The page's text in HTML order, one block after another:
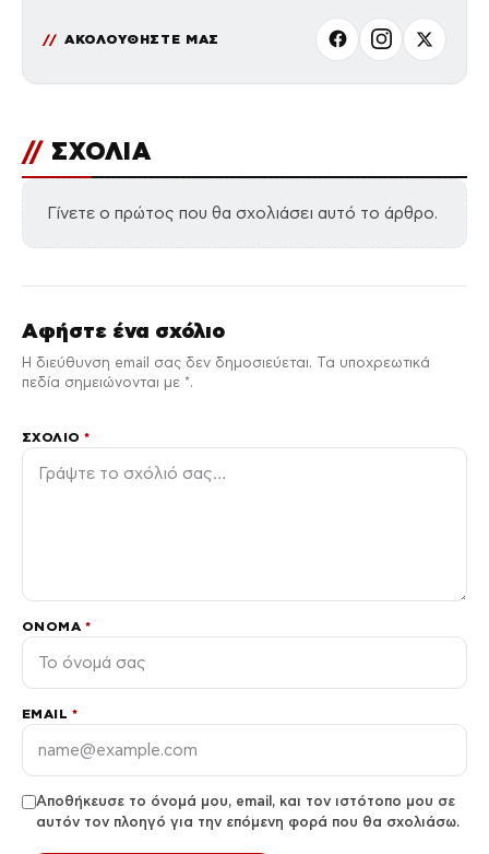
ΑΚΟΛΟΥΘΗΣΤΕ ΜΑΣ
// ΣΧΟΛΙΑ
Γίνετε ο πρώτος που θα σχολιάσει αυτό το άρθρο.
Αφήστε ένα σχόλιο
Η διεύθυνση email σας δεν δημοσιεύεται. Τα υποχρεωτικά
πεδία σημειώνονται με *.
ΣΧΌΛΙΟ*
ΌΝΟΜΑ *
EMAIL *
Αποθήκευσε το όνομά μου, email, και τον ιστότοπο μου σε
αυτόν τον πλοηγό για την επόμενη φορά που θα σχολιάσω.